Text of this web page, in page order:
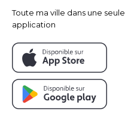
Toute ma ville dans une seule
application